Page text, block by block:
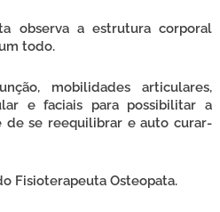
observa a estrutura corporal
todo.
mobilidades articulares,
e faciais para possibilitar a
de se reequilibrar e auto curar-
Fisioterapeuta Osteopata.